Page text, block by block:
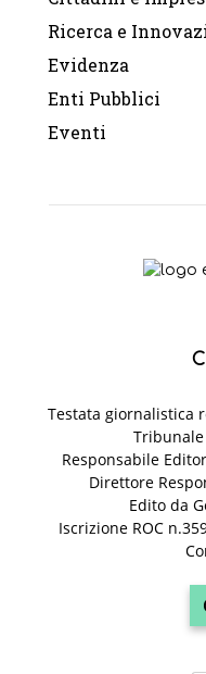
Ricerca e
Evidenza
Enti Pubblici
Eventi
Testata giornalistica
Responsabile
Direttore
Edito da
Iscrizione ROC